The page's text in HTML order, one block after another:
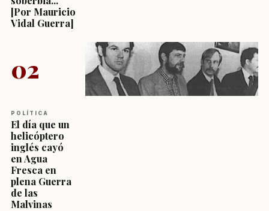
[Por Mauricio
Vidal Guerra]
02
POLÍTICA
El día que un
helicóptero
inglés cayó
en Agua
Fresca en
plena Guerra
de las
Malvinas